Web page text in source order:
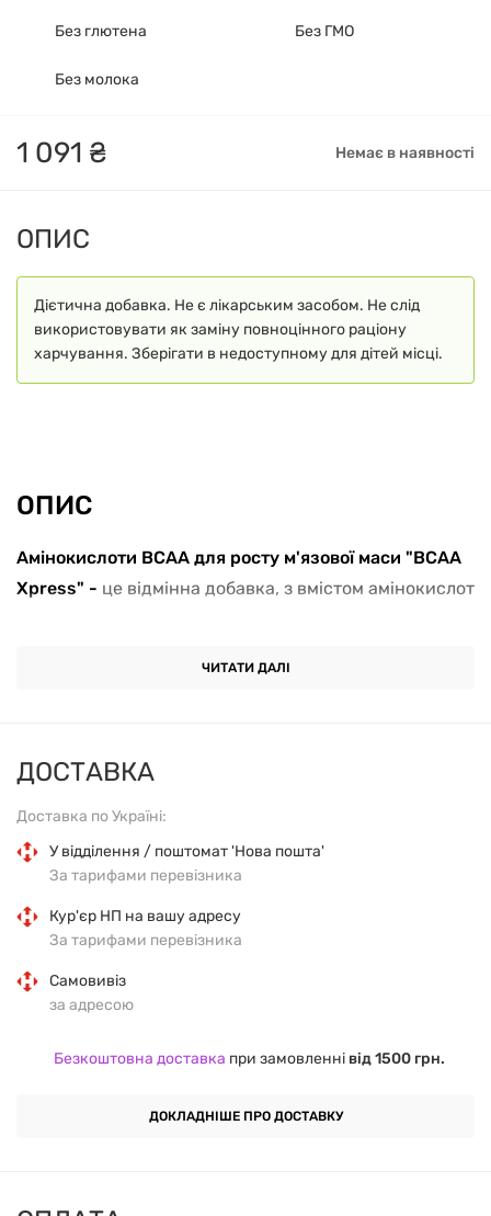
1 091 ₴ Немає в наявності
Без глютена Без ГМО
Без молока
ДОСТАВКА
Доставка по Україні:
У відділення / поштомат 'Нова пошта'
За тарифами перевізника
Кур'єр НП на вашу адресу
За тарифами перевізника
Самовивіз
за адресою
Безкоштовна доставка при замовленні від 1500 грн.
ДОКЛАДНІШЕ ПРО ДОСТАВКУ
ОПИС
Дієтична добавка. Не є лікарським засобом. Не слід
використовувати як заміну повноцінного раціону
харчування. Зберігати в недоступному для дітей місці.
ОПИС
Амінокислоти ВСАА для росту м'язової маси "BCAA
Xpress" - це відмінна добавка, з вмістом амінокислот
це основні складові м'язів. Продукт негайно
знімає втому після тренування.
Переваги:
сприяє синтезу енергії
ЧИТАТИ ДАЛІ